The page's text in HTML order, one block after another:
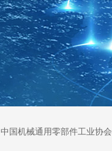
中国机械通用零部件工业协会